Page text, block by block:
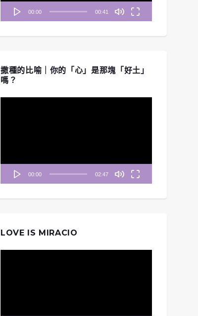
00:00 00:41
撒種的比喻｜你的「心」是那塊「好土」
嗎？
00:00 02:47
LOVE IS MIRACIO